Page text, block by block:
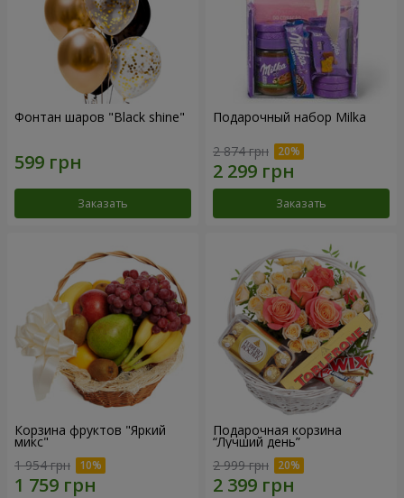
Фонтан шаров "Black shine"
Заказать
Подарочный набор Milka
2 874 грн
Заказать
Корзина фруктов "Яркий
микс"
1 954 грн
Подарочная корзина
“Лучший день”
2 999 грн